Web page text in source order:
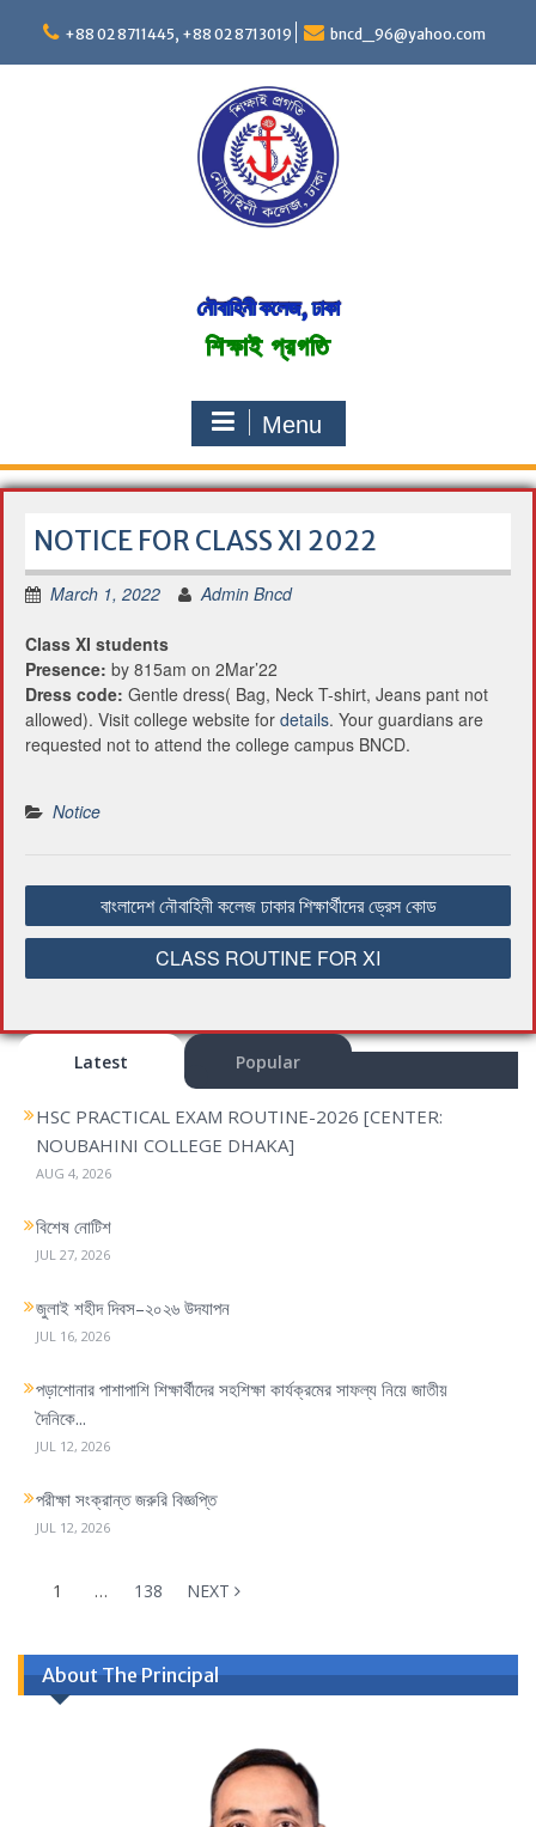
i
+88 02 8711445, +88 02 8713019 bncd_96@yahoo.com
নৌবাহিনী কলেজ, ঢাকা
শিক্ষাই প্রগতি
Menu
NOTICE FOR CLASS XI 2022
March 1, 2022 Admin Bncd
Class XI students
Presence: by 815am on 2Mar’22
Dress code: Gentle dress( Bag, Neck T-shirt, Jeans pant not
allowed). Visit college website for details. Your guardians are
requested not to attend the college campus BNCD.
Notice
P
o
t
a
g
a
t
o
n
বাংলাদেশ নৌবাহিনী কলেজ ঢাকার শিক্ষার্থীদের ড্রেস কোড
CLASS ROUTINE FOR XI
Latest Popular
HSC PRACTICAL EXAM ROUTINE-2026 [CENTER:
NOUBAHINI COLLEGE DHAKA]
AUG 4, 2026
বিশেষ নোটিশ
JUL 27, 2026
জুলাই শহীদ দিবস–২০২৬ উদযাপন
JUL 16, 2026
পড়াশোনার পাশাপাশি শিক্ষার্থীদের সহশিক্ষা কার্যক্রমের সাফল্য নিয়ে জাতীয়
দৈনিকে...
JUL 12, 2026
পরীক্ষা সংক্রান্ত জরুরি বিজ্ঞপ্তি
JUL 12, 2026
1 … 138 NEXT
About The Principal